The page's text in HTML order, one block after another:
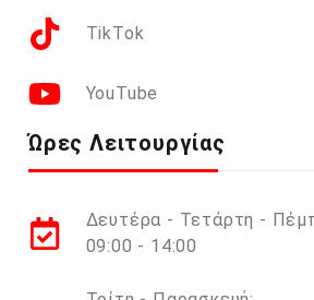
TikTok
YouTube
Ώρες Λειτουργίας
Δευτέρα - Τετάρτη -
09:00 - 14:00